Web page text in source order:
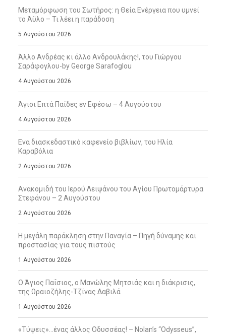
Μεταμόρφωση του Σωτήρος: η Θεία Ενέργεια που υμνεί
το Άϋλο – Τι λέει η παράδοση
5 Αυγούστου 2026
Άλλο Ανδρέας κι άλλο Ανδρουλάκης!, του Γιώργου
Σαράφογλου-by George Sarafoglou
4 Αυγούστου 2026
Άγιοι Επτά Παίδες εν Εφέσω – 4 Αυγούστου
4 Αυγούστου 2026
Ενα διασκεδαστικό καφενείο βιβλίων, του Ηλία
Καραβόλια
2 Αυγούστου 2026
Ανακομιδή του Ιερού Λειψάνου του Αγίου Πρωτομάρτυρα
Στεφάνου – 2 Αυγούστου
2 Αυγούστου 2026
Η μεγάλη παράκληση στην Παναγία – Πηγή δύναμης και
προστασίας για τους πιστούς
1 Αυγούστου 2026
Ο Άγιος Παΐσιος, ο Μανώλης Μητσιάς και η διάκρισις,
της Ωραιοζήλης-Τζίνας Δαβιλά
1 Αυγούστου 2026
«Τύψεις»…ένας άλλος Οδυσσέας! – Nolan’s “Odysseus”,